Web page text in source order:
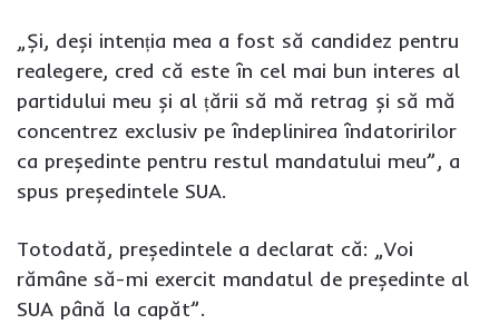
„Și, deși intenția mea a fost să candidez pentru
realegere, cred că este în cel mai bun interes al
partidului meu și al țării să mă retrag și să mă
concentrez exclusiv pe îndeplinirea îndatoririlor
ca președinte pentru restul mandatului meu”, a
spus președintele SUA.
Totodată, președintele a declarat că: „Voi
rămâne să-mi exercit mandatul de președinte al
SUA până la capăt”.